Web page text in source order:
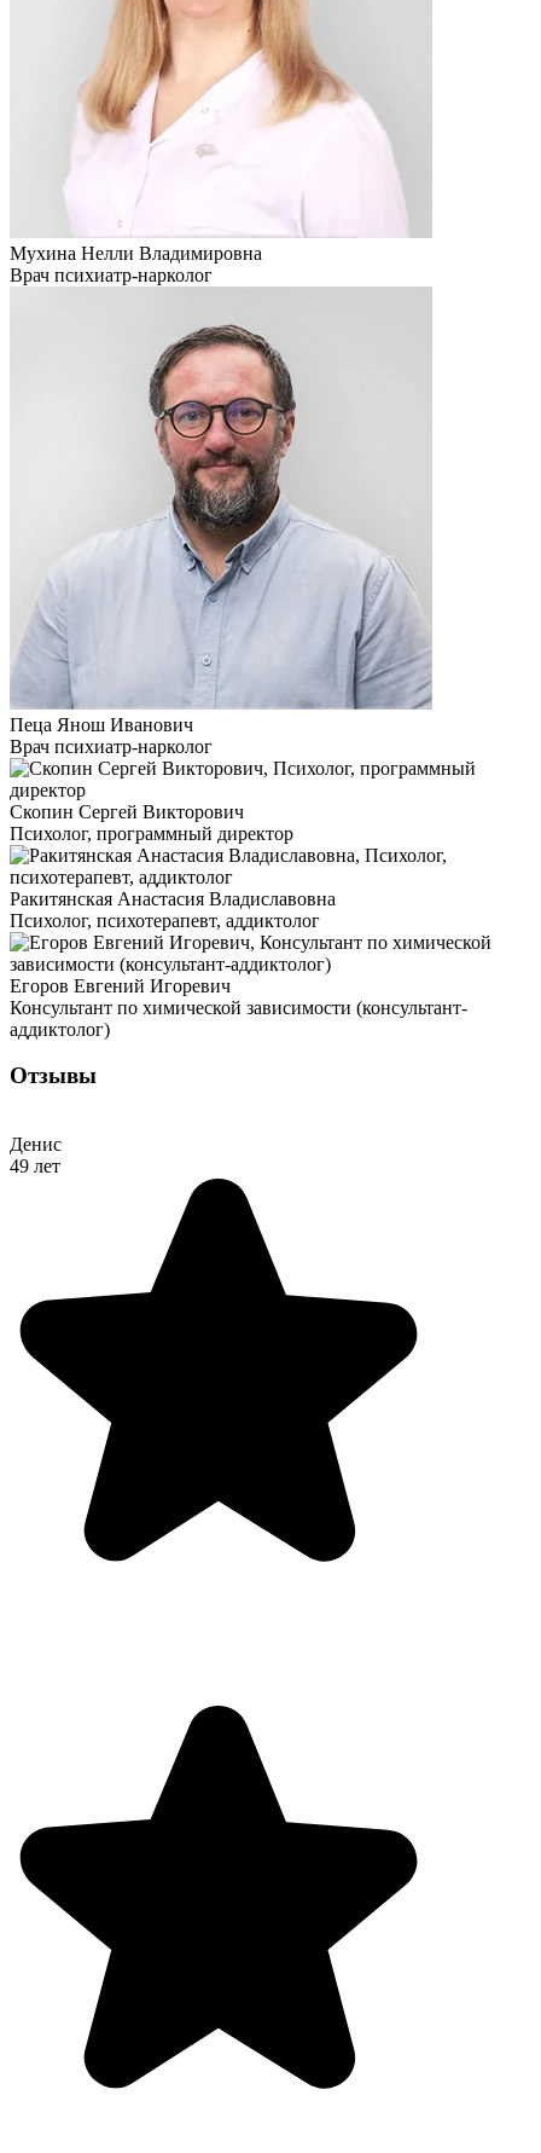
Мухина Нелли Владимировна
Врач психиатр-нарколог
Пеца Янош Иванович
Врач психиатр-нарколог
Скопин Сергей Викторович
Психолог, программный директор
Ракитянская Анастасия Владиславовна
Психолог, психотерапевт, аддиктолог
Егоров Евгений Игоревич
Консультант по химической зависимости (консультант-
аддиктолог)
Отзывы
Денис
49 лет